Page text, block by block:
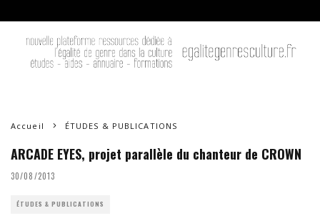
Accueil ÉTUDES & PUBLICATIONS
ARCADE EYES, projet parallèle du chanteur de CROWN
30/08/2013
ÉTUDES & PUBLICATIONS